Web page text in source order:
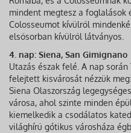
mindent megtesz a foglalások
Colosseumot kívülről
elsősorban kívülről látványos.
4. nap: Siena, San Gimignano
Utazás észak felé. A nap
felejtett kisvárosát nézzük meg:
Siena Olaszország
városa, ahol szinte minden
kiemelkedik a csodálatos
világhírű gótikus városháza